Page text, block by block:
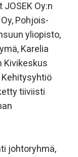
Oy:n
Pohjois-
yliopisto,
Karelia
Kivikeskus
Kehitysyhtiö
tiiviisti
johtoryhmä,